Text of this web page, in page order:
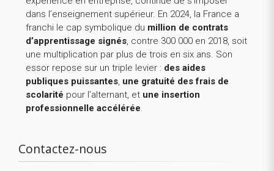
dans l’enseignement supérieur. En 2024, la France a
franchi le cap symbolique du million de contrats
d’apprentissage signés, contre 300 000 en 2018, soit
une multiplication par plus de trois en six ans. Son
essor repose sur un triple levier : des aides
publiques puissantes, une gratuité des frais de
scolarité pour l’alternant, et une insertion
professionnelle accélérée.
Contactez-nous